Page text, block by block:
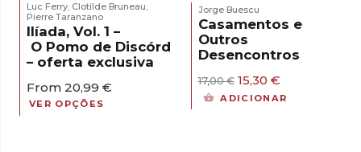
Luc Ferry Clotilde Bruneau
Pierre Taranzano
Ilíada, Vol. 1 –
O Pomo de Discórdia
– oferta exclusiva
From 20,99 €
VER OPÇÕES
Jorge Buescu
Casamentos e
Outros
Desencontros
17,00€ O
preço
15,30 €O
preço
ADICIONAR